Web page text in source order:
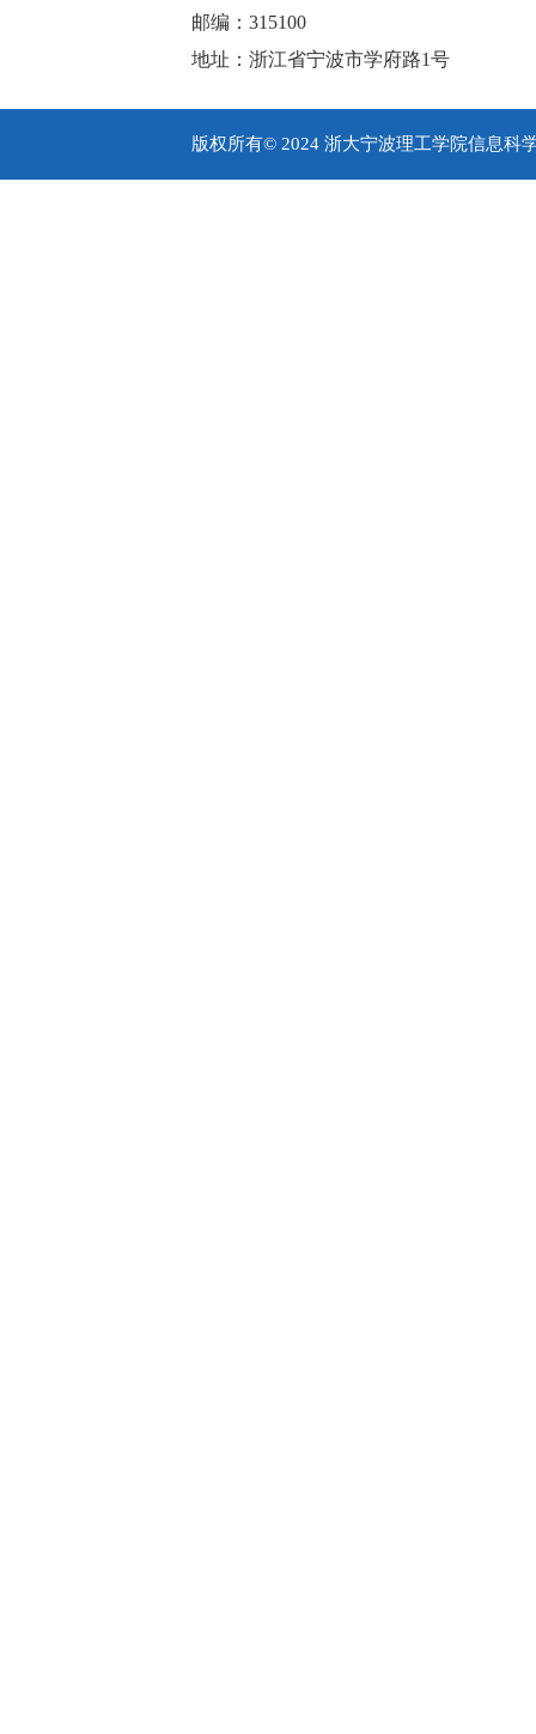
邮编：315100
地址：浙江省宁波市学府路1号
版权所有© 2024 浙大宁波理工学院信息科